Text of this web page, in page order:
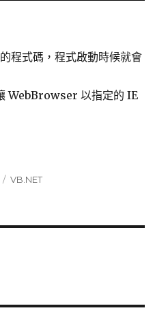
程式碼，程式啟動時候就會
WebBrowser 以指定的 IE
標
VB.NET